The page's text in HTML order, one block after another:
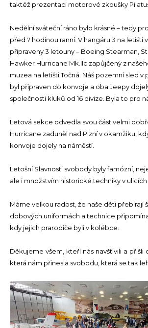
taktéž prezentaci motorové zkoušky
Nedělní sváteční ráno bylo krásné – tedy
před 7 hodinou ranní. V hangáru 3 na letišti
připraveny 3 letouny – Boeing Stearman,
Hawker Hurricane Mk.IIc zapůjčený z
muzea na letišti Točná. Náš pozemní sled
byl připraven do konvoje a oba Jeepy
společnosti kluků od 16 divize. Byla to pro
Letová sekce odvedla svou část velmi
Hurricane zaduněl nad Plzní v okamžiku,
konvoje dojely na náměstí.
Letošní Slavnosti svobody byly famózní,
ale i množstvím historické techniky v ulicích
Máme velkou radost, že naše děti přebírají
dobových uniformách a technice
kdy jejich prarodiče byli v kolébce.
Děkujeme všem, kteří nás navštívili a přišli
která nám přinesla svobodu, která se tak